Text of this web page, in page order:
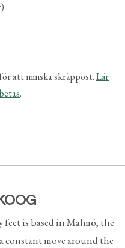
att minska skräppost.Lär
.
feet is based in Malmö, the
constant move around the